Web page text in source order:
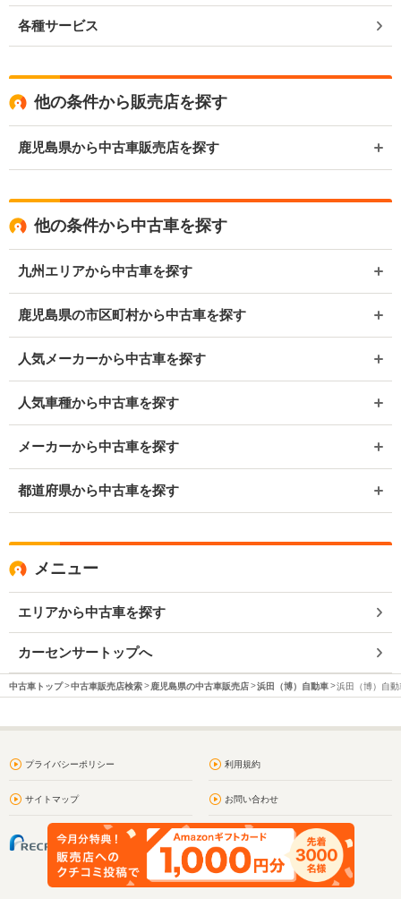
各種サービス
他の条件から販売店を探す
鹿児島県から中古車販売店を探す
他の条件から中古車を探す
九州エリアから中古車を探す
鹿児島県の市区町村から中古車を探す
人気メーカーから中古車を探す
人気車種から中古車を探す
メーカーから中古車を探す
都道府県から中古車を探す
メニュー
エリアから中古車を探す
カーセンサートップへ
中古車トップ 中古車販売店検索 鹿児島県の中古車販売店 浜田（博）自動車 浜田（博）自
プライバシーポリシー 利用規約
サイトマップ お問い合わせ